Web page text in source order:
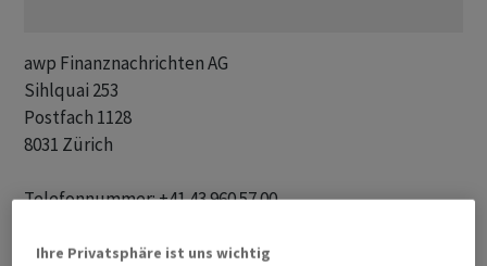
awp Finanznachrichten AG
Sihlquai 253
Postfach 1128
8031 Zürich
Telefonnummer: +41 43 960 57 00
E-mail: redakt@awp.ch
Ihre Privatsphäre ist uns wichtig